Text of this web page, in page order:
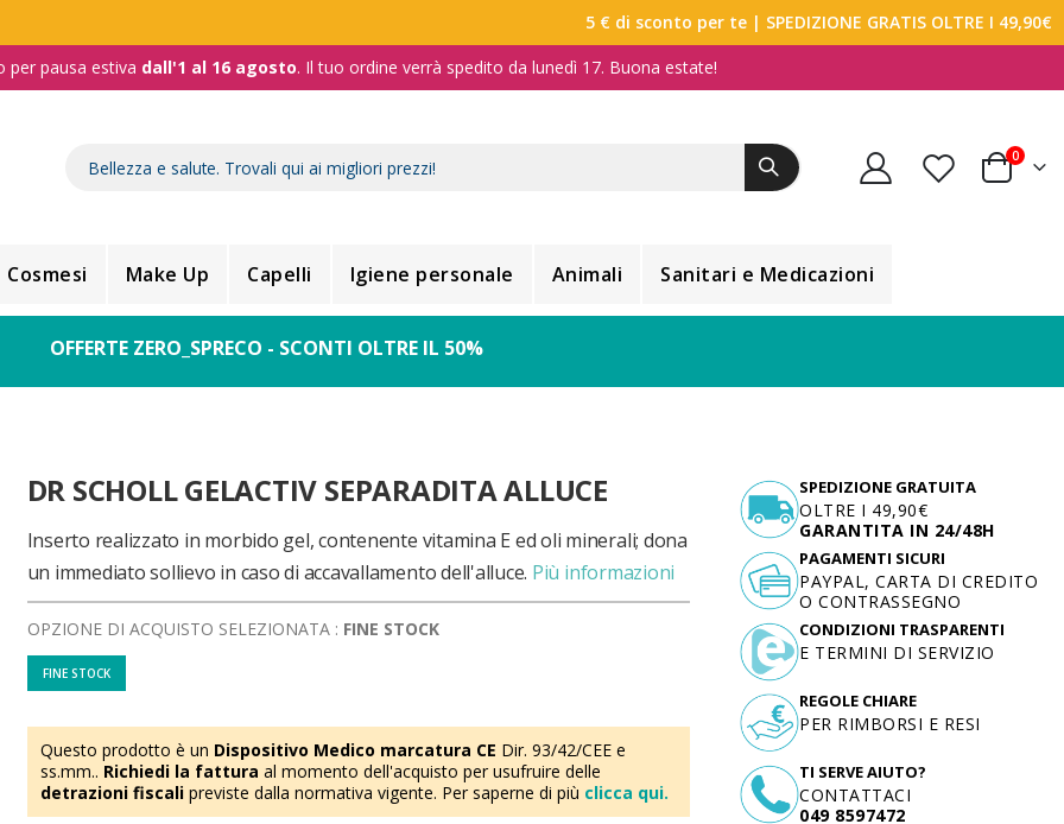
5 € di sconto per te | SPEDIZIONE GRATIS OLTRE I 49,90€
per pausa estiva dall'1 al 16 agosto. Il tuo ordine verrà spedito da lunedì 17. Buona estate!
Carrello
0
Cosmesi Make Up Capelli Igiene personale Animali Sanitari e Medicazioni
OFFERTE ZERO_SPRECO - SCONTI OLTRE IL 50%
DR SCHOLL GELACTIV SEPARADITA ALLUCE
Inserto realizzato in morbido gel, contenente vitamina E ed oli minerali; dona
un immediato sollievo in caso di accavallamento dell'alluce. Più informazioni
OPZIONE DI ACQUISTO SELEZIONATA : FINE STOCK
FINE STOCK
Questo prodotto è un Dispositivo Medico marcatura CE Dir. 93/42/CEE e
ss.mm.. Richiedi la fattura al momento dell'acquisto per usufruire delle
detrazioni fiscalipreviste dalla normativa vigente. Per saperne di più clicca qui.
SPEDIZIONE GRATUITA
OLTRE I 49,90€
GARANTITA IN 24/48H
TI SERVE AIUTO?
CONTATTACI
049 8597472
PAGAMENTI SICURI
PAYPAL, CARTA DI CREDITO
O CONTRASSEGNO
CONDIZIONI TRASPARENTI
E TERMINI DI SERVIZIO
REGOLE CHIARE
PER RIMBORSI E RESI